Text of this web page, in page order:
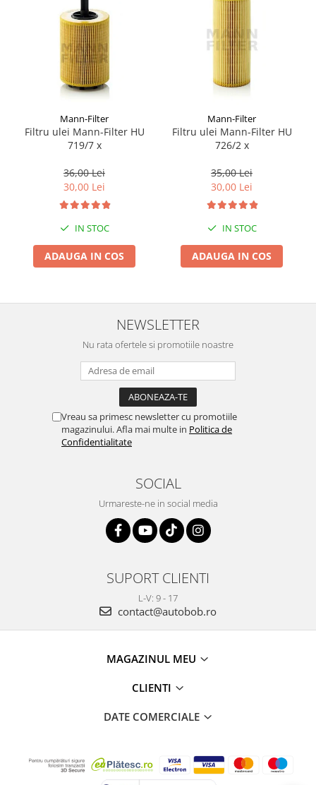
Mann-Filter
Filtru ulei Mann-Filter HU
719/7 x
36,00 Lei
30,00 Lei
IN STOC
ADAUGA IN COS
Mann-Filter
Filtru ulei Mann-Filter HU
726/2 x
35,00 Lei
30,00 Lei
IN STOC
ADAUGA IN COS
NEWSLETTER
Nu rata ofertele si promotiile noastre
Vreau sa primesc newsletter cu promotiile
magazinului. Afla mai multe in Politica de
Confidentialitate
SOCIAL
Urmareste-ne in social media
SUPORT CLIENTI
L-V: 9 - 17
contact@autobob.ro
MAGAZINUL MEU
CLIENTI
DATE COMERCIALE